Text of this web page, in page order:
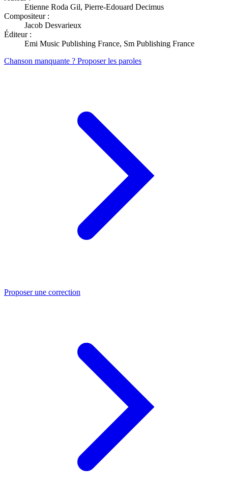
Etienne Roda Gil, Pierre-Edouard Decimus
Compositeur :
Jacob Desvarieux
Éditeur :
Emi Music Publishing France, Sm Publishing France
Chanson manquante ? Proposer les paroles
Proposer une correction